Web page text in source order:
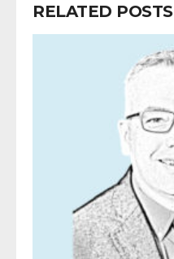
RELATED POSTS